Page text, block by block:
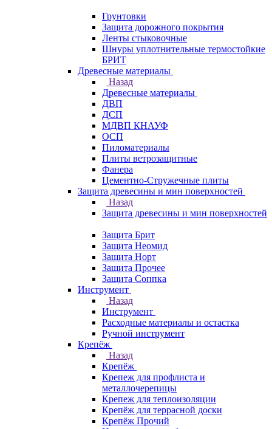
Грунтовки
Защита дорожного покрытия
Ленты стыковочные
Шнуры уплотнительные термостойкие
БРИТ
Древесные материалы
Назад
Древесные материалы
ДВП
ДСП
МДВП КНАУФ
ОСП
Пиломатериалы
Плиты ветрозащитные
Фанера
Цементно-Стружечные плиты
Защита древесины и мин поверхностей
Назад
Защита древесины и мин поверхностей
Защита Брит
Защита Неомид
Защита Норт
Защита Прочее
Защита Соппка
Инструмент
Назад
Инструмент
Расходные материалы и остастка
Ручной инструмент
Крепёж
Назад
Крепёж
Крепеж для профлиста и
металлочерепицы
Крепеж для теплоизоляции
Крепёж для террасной доски
Крепёж Прочий